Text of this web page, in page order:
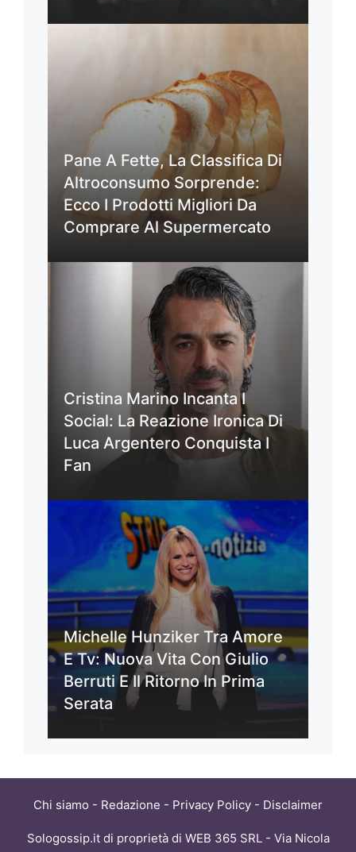
Pane A Fette, La Classifica Di
Altroconsumo Sorprende:
Ecco I Prodotti Migliori Da
Comprare Al Supermercato
Cristina Marino Incanta I
Social: La Reazione Ironica Di
Luca Argentero Conquista I
Fan
Michelle Hunziker Tra Amore
E Tv: Nuova Vita Con Giulio
Berruti E Il Ritorno In Prima
Serata
Chi siamo - Redazione - Privacy Policy - Disclaimer
Sologossip.it di proprietà di WEB 365 SRL - Via Nicola